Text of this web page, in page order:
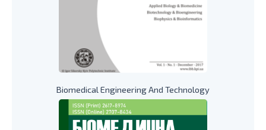
Biomedical Engineering And Technology